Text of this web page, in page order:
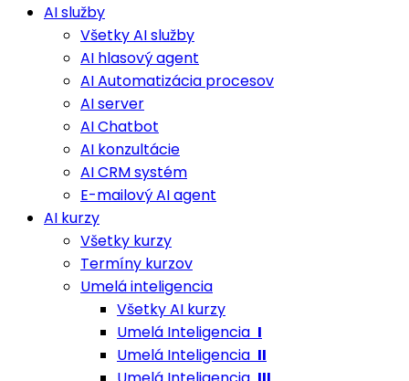
AI služby
Všetky AI služby
AI hlasový agent
AI Automatizácia procesov
AI server
AI Chatbot
AI konzultácie
AI CRM systém
E-mailový AI agent
AI kurzy
Všetky kurzy
Termíny kurzov
Umelá inteligencia
Všetky AI kurzy
Umelá Inteligencia I
Umelá Inteligencia II